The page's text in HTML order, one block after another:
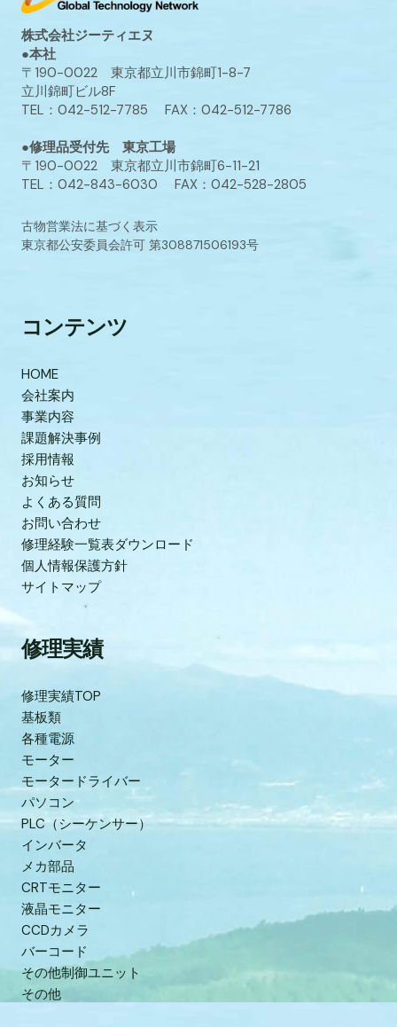
株式会社ジーティエヌ
●本社
〒190-0022 東京都立川市錦町1-8-7
立川錦町ビル8F
TEL：042-512-7785 FAX：042-512-7786
●修理品受付先 東京工場
〒190-0022 東京都立川市錦町6-11-21
TEL：042-843-6030 FAX：042-528-2805
古物営業法に基づく表示
東京都公安委員会許可 第308871506193号
コンテンツ
HOME
会社案内
事業内容
課題解決事例
採用情報
お知らせ
よくある質問
お問い合わせ
修理経験一覧表ダウンロード
個人情報保護方針
サイトマップ
修理実績
修理実績TOP
基板類
各種電源
モーター
モータードライバー
パソコン
PLC（シーケンサー）
インバータ
メカ部品
CRTモニター
液晶モニター
CCDカメラ
バーコード
その他制御ユニット
その他